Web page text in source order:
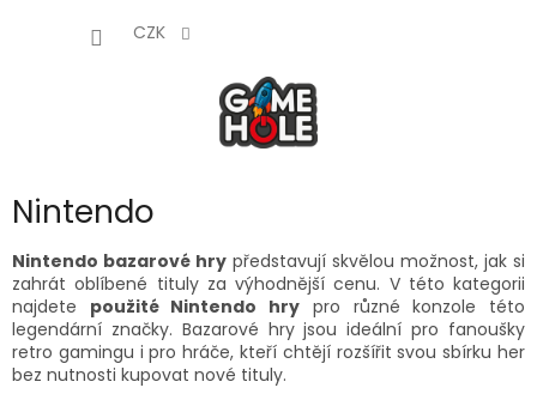
CZK
Nintendo
Nintendo bazarové hry představují skvělou možnost, jak si
zahrát oblíbené tituly za výhodnější cenu. V této kategorii
najdete použité Nintendo hry pro různé konzole této
legendární značky. Bazarové hry jsou ideální pro fanoušky
retro gamingu i pro hráče, kteří chtějí rozšířit svou sbírku her
bez nutnosti kupovat nové tituly.